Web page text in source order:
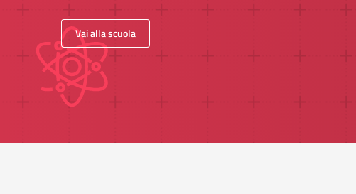
Vai alla scuola